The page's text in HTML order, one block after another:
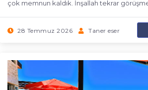
çok memnun kaldık. İnşallah tekrar
28 Temmuz 2026 Taner eser